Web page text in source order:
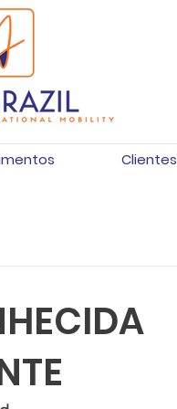
Clientes